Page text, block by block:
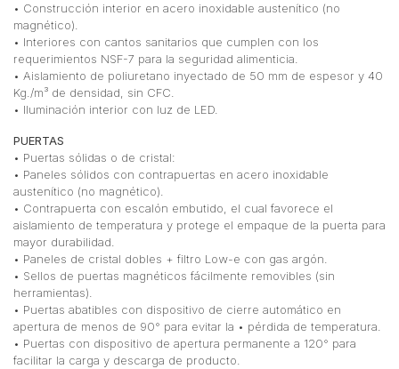
• Construcción interior en acero inoxidable austenítico (no
magnético).
• Interiores con cantos sanitarios que cumplen con los
requerimientos NSF-7 para la seguridad alimenticia.
• Aislamiento de poliuretano inyectado de 50 mm de espesor y 40
Kg./m³ de densidad, sin CFC.
• Iluminación interior con luz de LED.
PUERTAS
• Puertas sólidas o de cristal:
• Paneles sólidos con contrapuertas en acero inoxidable
austenítico (no magnético).
• Contrapuerta con escalón embutido, el cual favorece el
aislamiento de temperatura y protege el empaque de la puerta para
mayor durabilidad.
• Paneles de cristal dobles + filtro Low-e con gas argón.
• Sellos de puertas magnéticos fácilmente removibles (sin
herramientas).
• Puertas abatibles con dispositivo de cierre automático en
apertura de menos de 90° para evitar la • pérdida de temperatura.
• Puertas con dispositivo de apertura permanente a 120° para
facilitar la carga y descarga de producto.